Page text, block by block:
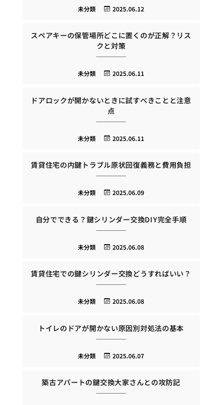
2025.06.12
未分類
スペアキーの保管場所どこに置くのが正解？リス
クと対策
2025.06.11
未分類
ドアロックが開かないときに試すべきことと注意
点
2025.06.11
未分類
賃貸住宅の内鍵トラブル原状回復義務と費用負担
2025.06.09
未分類
自分でできる？鍵シリンダー交換DIY完全手順
2025.06.08
未分類
賃貸住宅での鍵シリンダー交換どうすればいい？
2025.06.08
未分類
トイレのドアが開かない原因別対処法の基本
2025.06.07
未分類
築古アパートの鍵交換大家さんとの攻防記